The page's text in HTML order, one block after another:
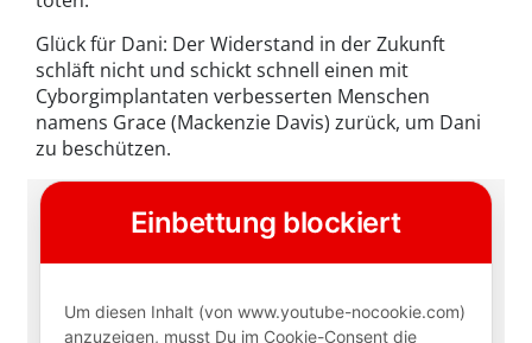
Glück für Dani: Der Widerstand in der Zukunft
schläft nicht und schickt schnell einen mit
Cyborgimplantaten verbesserten Menschen
namens Grace (Mackenzie Davis) zurück, um Dani
zu beschützen.